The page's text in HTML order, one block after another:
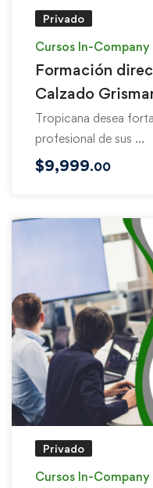
Privado
Cursos In-Company
Formación
Calzado
Tropicana desea
profesional de sus …
$9,999.00
Privado
Cursos In-Company